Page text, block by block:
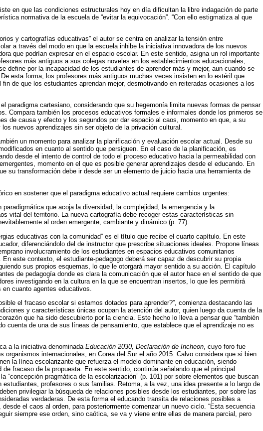
en que las condiciones estructurales hoy en día dificultan la libre indagación de parte
normativa de la escuela de “evitar la equivocación”. “Con ello estigmatiza al que
y cartografías educativas” el autor se centra en analizar la tensión entre
a través del modo en que la escuela inhibe la iniciativa innovadora de los nuevos
que podrían expresar en el espacio escolar. En este sentido, asigna un rol importante
más antiguos a sus colegas noveles en los establecimientos educacionales,
define por la incapacidad de los estudiantes de aprender más y mejor, aun cuando se
esta forma, los profesores más antiguos muchas veces insisten en lo estéril que
de que los estudiantes aprendan mejor, desmotivando en reiteradas ocasiones a los
paradigma cartesiano, considerando que su hegemonía limita nuevas formas de pensar
Compara también los procesos educativos formales e informales donde los primeros se
de causa y efecto y los segundos por dar espacio al caos, momento en que, a su
nuevos aprendizajes sin ser objeto de la privación cultural.
un momento para analizar la planificación y evaluación escolar actual. Desde su
en cuanto al sentido que persiguen. En el caso de la planificación, es
desde el intento de control de todo el proceso educativo hacia la permeabilidad con
momento en el que es posible generar aprendizajes desde el educando. En
su transformación debe ir desde ser un elemento de juicio hacia una herramienta de
en sostener que el paradigma educativo actual requiere cambios urgentes:
paradigmática que acoja la diversidad, la complejidad, la emergencia y la
vital del territorio. La nueva cartografía debe recoger estas características sin
al orden emergente, cambiante y dinámico (p. 77).
educativas con la comunidad” es el título que recibe el cuarto capítulo. En este
diferenciándolo del de instructor que prescribe situaciones ideales. Propone líneas
involucramiento de los estudiantes en espacios educativos comunitarios
este contexto, el estudiante-pedagogo deberá ser capaz de descubrir su propia
sus propios esquemas, lo que le otorgará mayor sentido a su acción. El capítulo
de pedagogía donde es clara la comunicación que el autor hace en el sentido de que
investigando en la cultura en la que se encuentran insertos, lo que les permitirá
cuanto agentes educativos.
el fracaso escolar si estamos dotados para aprender?”, comienza destacando las
y características únicas ocupan la atención del autor, quien luego da cuenta de la
que ha sido descubierto por la ciencia. Este hecho lo lleva a pensar que “también
cuenta de una de sus líneas de pensamiento, que establece que el aprendizaje no es
a la iniciativa denominada Educación 2030, Declaración de Incheon, cuyo foro fue
organismos internacionales, en Corea del Sur el año 2015. Calvo considera que si bien
la línea escolarizante que refuerza el modelo dominante en educación, siendo
fracaso de la propuesta. En este sentido, continúa señalando que el principal
“concepción pragmática de la escolarización” (p. 101) por sobre elementos que buscan
estudiantes, profesores o sus familias. Retoma, a la vez, una idea presente a lo largo de
privilegiar la búsqueda de relaciones posibles desde los estudiantes, por sobre las
verdaderas. De esta forma el educando transita de relaciones posibles a
el caos al orden, para posteriormente comenzar un nuevo ciclo. “Esta secuencia
siempre ese orden, sino caótica, se va y viene entre ellas de manera parcial, pero